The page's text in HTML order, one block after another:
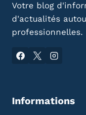
Votre blog
d'actualités
professionnelles.
Informations